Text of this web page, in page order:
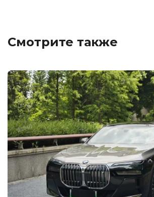
Смотрите также